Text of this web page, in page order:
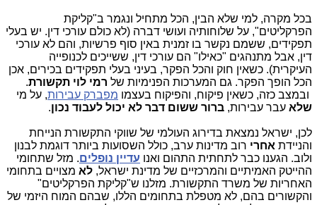
בכל מקרה, למי שלא הבין, הכל מתחיל ונגמר ב"קליקת
הפרקליטים", על שלוחותיה ועושי דברה (לא כולם עורכי דין. יש בעלי
תפקידים, ששמם נקשר בו זמנית באין סוף פרשיות, והם לא עורכי
דין, אבל מתנהגים "כאילו" הם עורכי דין, ששייכים לכנופייה
העיקרית). כשאין חוק והכל הפקר, בעיני בעלי תפקידים בכירים, אכן
הכל הופך הפקר. גם המערכות הפנימיות של רמי לוי תקשורת.
ובמצב כזה, כשאין פיקוח, והפיקוח בעצמו מפברק עבירות, על מי
שלא עבר עבירות, ברור ששום דבר לא יכול לעבוד נכון.
לכן, ישראל נמצאת בדירוג העולמי של שווקי התקשורת הנייחת
והניידת אחרי רוב מדינות ערב, כולל השסועות ביותר דוגמת לבנון
ולוב. הגענו כבר לתחתית התהום ואנו עדיין נופלים. מזל שתחומי
ההייטק האמיתיים והמרכזיים של מדינת ישראל, לא מצויים בתחומי
האחריות של משרד התקשורת. מזלנו ש"קליקת הפרקליטים"
והקשורים בהם, לא מטפלת בתחומים הללו, שבהם המוח היזמי של